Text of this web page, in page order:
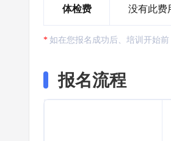
体检费 没有此费
如在您报名成功后、培训开始
报名流程